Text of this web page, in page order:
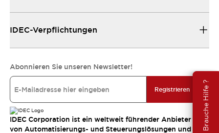
Brauche Hilfe ?
IDEC-Verpflichtungen
Abonnieren Sie unseren Newsletter!
Registrieren
IDEC Corporation ist ein weltweit führender Anbieter
von Automatisierungs- und Steuerungslösungen und